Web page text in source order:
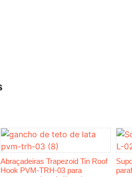
Abraçadeiras Trapezoid Tin Roof
Hook PVM-TRH-03 para